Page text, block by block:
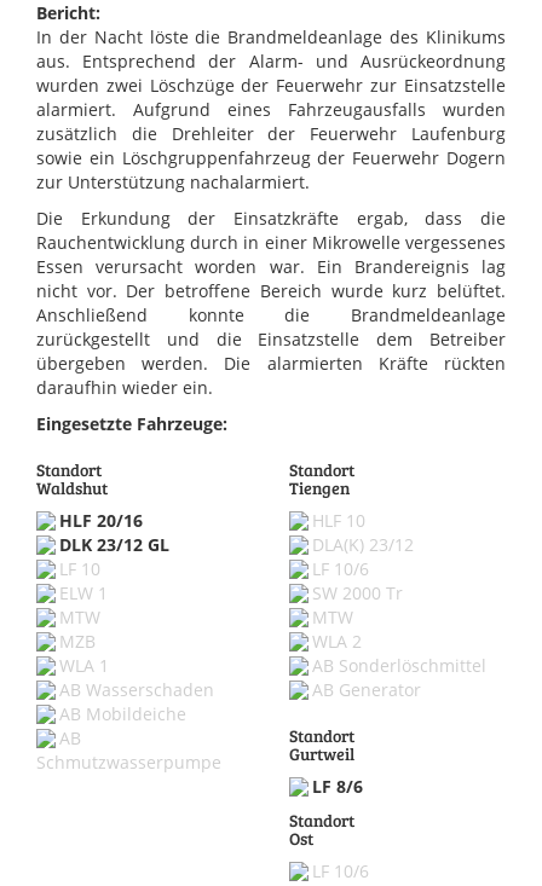
Bericht:
In der Nacht löste die Brandmeldeanlage des Klinikums
aus. Entsprechend der Alarm- und Ausrückeordnung
wurden zwei Löschzüge der Feuerwehr zur Einsatzstelle
alarmiert. Aufgrund eines Fahrzeugausfalls wurden
zusätzlich die Drehleiter der Feuerwehr Laufenburg
sowie ein Löschgruppenfahrzeug der Feuerwehr Dogern
zur Unterstützung nachalarmiert.
Die Erkundung der Einsatzkräfte ergab, dass die
Rauchentwicklung durch in einer Mikrowelle vergessenes
Essen verursacht worden war. Ein Brandereignis lag
nicht vor. Der betroffene Bereich wurde kurz belüftet.
Anschließend konnte die Brandmeldeanlage
zurückgestellt und die Einsatzstelle dem Betreiber
übergeben werden. Die alarmierten Kräfte rückten
daraufhin wieder ein.
Eingesetzte Fahrzeuge:
Standort
Waldshut
HLF 20/16
DLK 23/12 GL
LF 10
ELW 1
MTW
MZB
WLA 1
AB Wasserschaden
AB Mobildeiche
AB
Schmutzwasserpumpe
Standort
Tiengen
HLF 10
DLA(K) 23/12
LF 10/6
SW 2000 Tr
MTW
WLA 2
AB Sonderlöschmittel
AB Generator
Standort
Gurtweil
LF 8/6
Standort
Ost
LF 10/6